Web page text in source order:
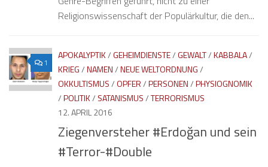
Religionswissenschaft der Populärkultur, die den...
1
APOKALYPTIK/GEHEIMDIENSTE/GEWALT/KABBALA/
KRIEG/NAMEN/NEUE WELTORDNUNG/
OKKULTISMUS/OPFER/PERSONEN/PHYSIOGNOMIK
/POLITIK/ SATANISMUS/TERRORISMUS
12. APRIL 2016
Ziegenversteher #Erdoğan und sein
#Terror-#Double